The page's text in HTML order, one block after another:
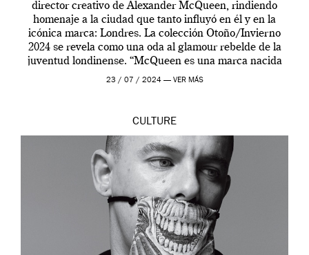
director creativo de Alexander McQueen, rindiendo
homenaje a la ciudad que tanto influyó en él y en la
icónica marca: Londres. La colección Otoño/Invierno
2024 se revela como una oda al glamour rebelde de la
juventud londinense. “McQueen es una marca nacida
en Londres y siempre ha […]
23 / 07 / 2024 — VER MÁS
CULTURE